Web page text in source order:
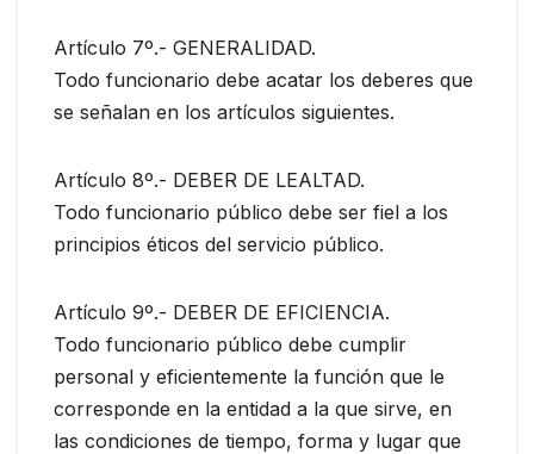
Artículo 7º.- GENERALIDAD.
Todo funcionario debe acatar los deberes que
se señalan en los artículos siguientes.
Artículo 8º.- DEBER DE LEALTAD.
Todo funcionario público debe ser fiel a los
principios éticos del servicio público.
Artículo 9º.- DEBER DE EFICIENCIA.
Todo funcionario público debe cumplir
personal y eficientemente la función que le
corresponde en la entidad a la que sirve, en
las condiciones de tiempo, forma y lugar que